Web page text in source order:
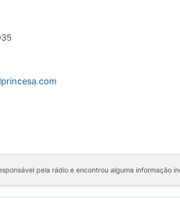
pela rádio e encontrou alguma informação